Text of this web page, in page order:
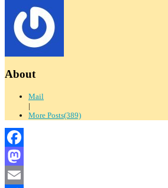
About
Mail
|
More Posts(389)
Facebook
Mastodon